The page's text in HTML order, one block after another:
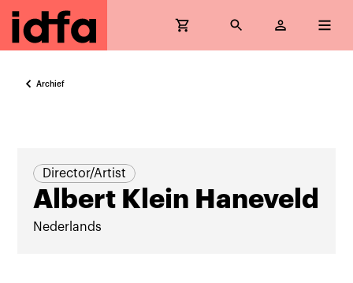
Archief
Director/Artist
Albert Klein Haneveld
Nederlands